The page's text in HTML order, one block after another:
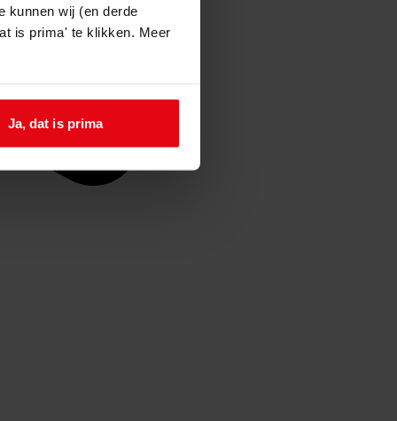
kunnen wij (en derde
is prima' te klikken. Meer
Ja, dat is prima